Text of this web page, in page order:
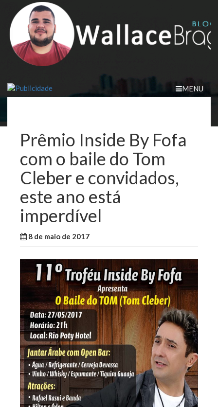
content
MENU
Prêmio Inside By Fofa
com o baile do Tom
Cleber e convidados,
este ano está
imperdível
8 de maio de 2017